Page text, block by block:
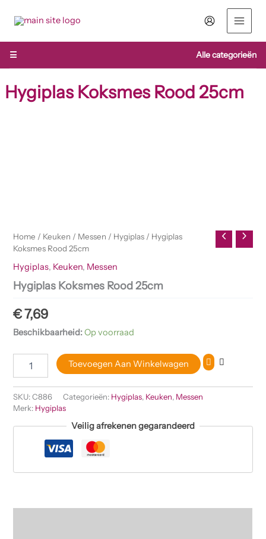
naar
inhoud
☰
Alle categorieën
Hygiplas Koksmes Rood 25cm
Home / Keuken / Messen / Hygiplas / Hygiplas
Koksmes Rood 25cm
Hygiplas, Keuken, Messen
Hygiplas Koksmes Rood 25cm
€7,69
Beschikbaarheid:Op voorraad
Toevoegen Aan Winkelwagen
SKU:C886 Categorieën: Hygiplas, Keuken, Messen
Merk: Hygiplas
Veilig afrekenen gegarandeerd